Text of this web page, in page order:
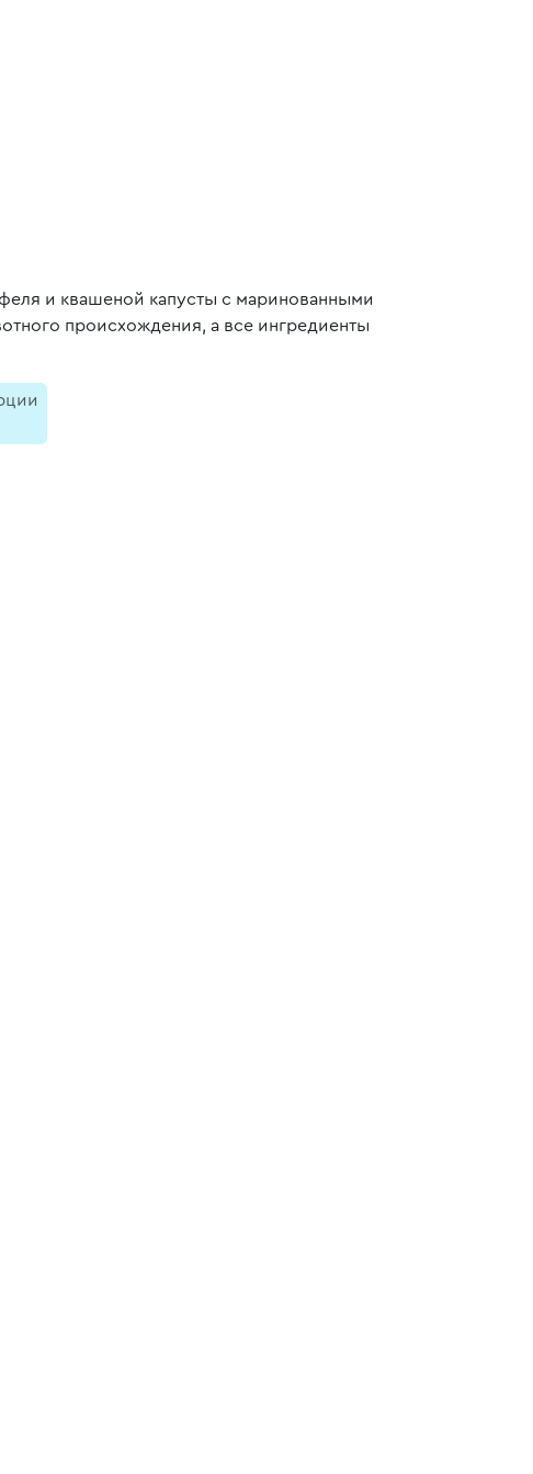
и квашеной капусты с маринованными
происхождения, а все ингредиенты